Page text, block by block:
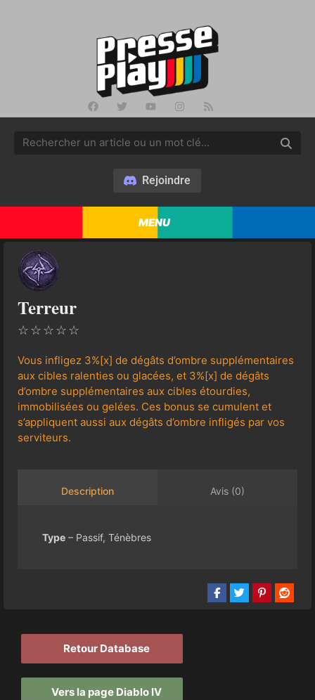
Rejoindre
MENU
Terreur
☆ ☆ ☆ ☆ ☆
Vous infligez 3%[x] de dégâts d’ombre supplémentaires
aux cibles ralenties ou glacées, et 3%[x] de dégâts
d’ombre supplémentaires aux cibles étourdies,
immobilisées ou gelées. Ces bonus se cumulent et
s’appliquent aussi aux dégâts d’ombre infligés par vos
serviteurs.
Description Avis (0)
Type – Passif, Ténèbres
Retour Database
Vers la page Diablo IV